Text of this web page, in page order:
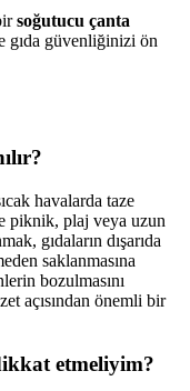
soğutucu çanta
gıda güvenliğinizi ön
havalarda taze
piknik, plaj veya uzun
gıdaların dışarıda
saklanmasına
bozulmasını
açısından önemli bir
etmeliyim?